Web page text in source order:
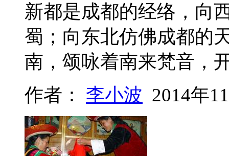
新都是成都的经络，向
蜀；向东北仿佛成都的
南，颂咏着南来梵音
作者： 李小波 2014年